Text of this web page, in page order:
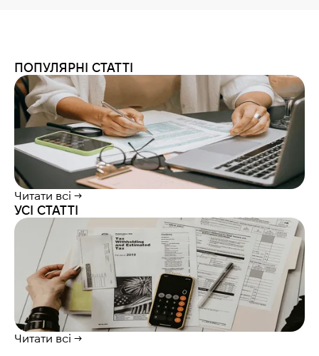
ПОПУЛЯРНІ СТАТТІ
Читати всі →
УСІ СТАТТІ
Читати всі →